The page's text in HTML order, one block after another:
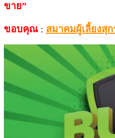
ขาย”
ขอบคุณ : สมาคมผู้เลี้ยงสุ